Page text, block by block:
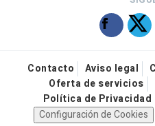
Contacto Aviso legal
Oferta de servicios
Política de Privacidad
Configuración de Cookies